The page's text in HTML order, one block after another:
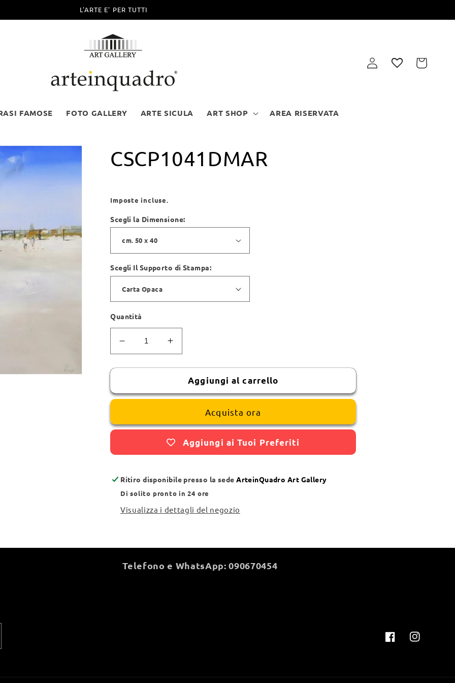
L'ARTE E' PER TUTTI
FAMOSE FOTO GALLERY ARTE SICULA ART SHOP AREA RISERVATA
Accedi Carrello
CSCP1041DMAR
di
listino
Imposte incluse.
Scegli la Dimensione:
Scegli Il Supporto di Stampa:
Quantità
Diminuisci
quantità
per
CSCP1041DMAR
Aumenta
quantità
per
CSCP1041DMAR
Aggiungi al carrello
Acquista ora
Aggiungi ai Tuoi Preferiti
Ritiro disponibile presso la sedeArteinQuadro Art Gallery
Di solito pronto in 24 ore
Visualizza i dettagli del negozio
Telefono e WhatsApp: 090670454
FacebookInstagram